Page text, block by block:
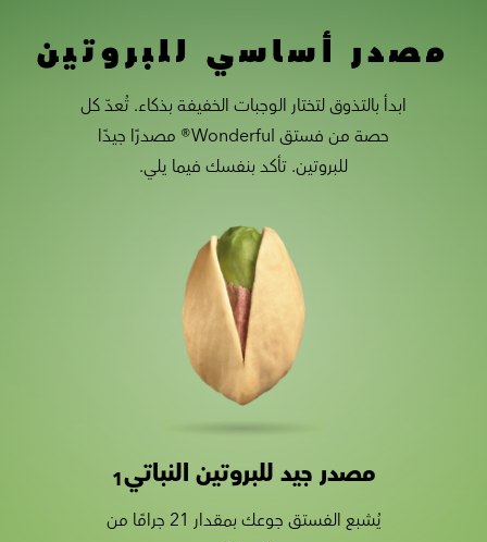
مصدر أساسي للبروتين
ابدأ بالتذوق لتختار الوجبات الخفيفة بذكاء. تُعدّ كل
حصة من فستق Wonderful® مصدرًا جيدًا
للبروتين. تأكد بنفسك فيما يلي.
Slider with nutrition information
Slide 1 of 2
مصدر جيد للبروتين النباتي1
يُشبع الفستق جوعك بمقدار 21 جرامًا من